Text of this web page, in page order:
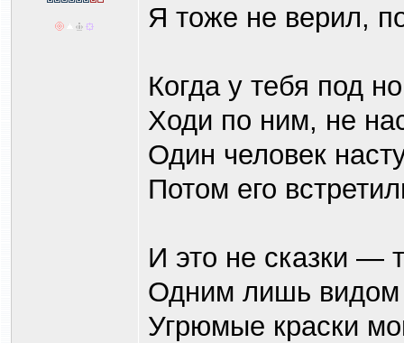
Я тоже не верил,
Когда у тебя под
Ходи по ним, не
Один человек
Потом его
И это не сказки —
Одним лишь видом
Угрюмые краски